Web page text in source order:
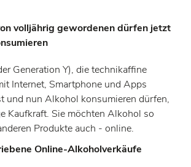
volljährig gewordenen dürfen jetzt
Generation Y), die technikaffine
Internet, Smartphone und Apps
und nun Alkohol konsumieren dürfen,
Kaufkraft. Sie möchten Alkohol so
Produkte auch - online.
Online-Alkoholverkäufe